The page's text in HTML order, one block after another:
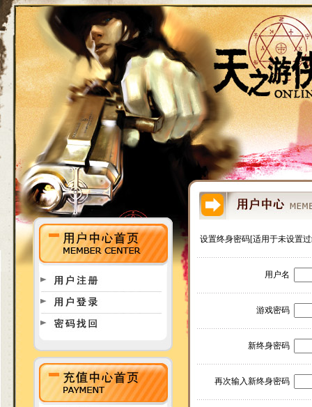
设置终身密码[适用于未设置
用户名
游戏密码
新终身密码
再次输入新终身密码